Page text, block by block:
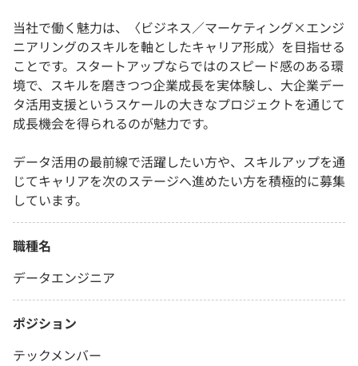
当社で働く魅力は、〈ビジネス／マーケティング×エンジ
ニアリングのスキルを軸としたキャリア形成〉を目指せる
ことです。スタートアップならではのスピード感のある環
境で、スキルを磨きつつ企業成長を実体験し、大企業デー
タ活用支援というスケールの大きなプロジェクトを通じて
成長機会を得られるのが魅力です。
データ活用の最前線で活躍したい方や、スキルアップを通
じてキャリアを次のステージへ進めたい方を積極的に募集
しています。
職種名
データエンジニア
ポジション
テックメンバー